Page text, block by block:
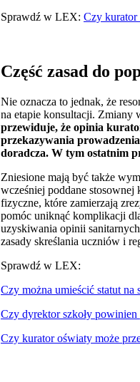
Sprawdź w LEX: Czy kurator
Część zasad do
Nie oznacza to jednak, że
na etapie konsultacji. Zmiany
przewiduje, że opinia
przekazywania
doradcza. W tym ostatnim
Zniesione mają być także
wcześniej poddane
fizyczne, które zamierzają
pomóc uniknąć komplikacji
uzyskiwania opinii
zasady skreślania uczniów i
Sprawdź w LEX:
Czy można umieścić statut na
Czy dyrektor szkoły
Czy kurator oświaty może